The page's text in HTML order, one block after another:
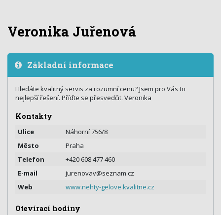
Veronika Juřenová
Základní informace
Hledáte kvalitný servis za rozumní cenu? Jsem pro Vás to
nejlepší řešení. Příďte se přesvedčit. Veronika
Kontakty
Ulice
Náhorní 756/8
Město
Praha
Telefon
+420 608 477 460
E-mail
jurenovav@seznam.cz
Web
www.nehty-gelove.kvalitne.cz
Otevírací hodiny